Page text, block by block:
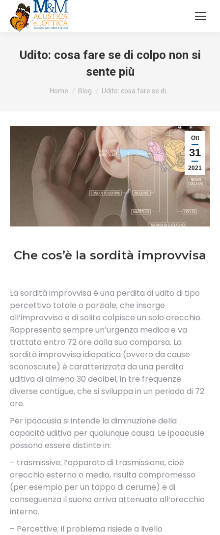
Udito: cosa fare se di colpo non si
sente più
Tu sei qui:
Home Blog Udito: cosa fare se di…
Ott
31
2021
Che cos’è la sordità improvvisa
La sordità improvvisa è una perdita di udito di tipo
percettivo totale o parziale, che insorge
all’improvviso e di solito colpisce un solo orecchio.
Rappresenta sempre un’urgenza medica e va
trattata entro 72 ore dalla sua comparsa. La
sordità improvvisa idiopatica (ovvero da cause
sconosciute) è caratterizzata da una perdita
uditiva di almeno 30 decibel, in tre frequenze
diverse contigue, che si sviluppa in un periodo di 72
ore.
Per ipoacusia si intende la diminuzione della
capacità uditiva per qualunque causa. Le ipoacusie
possono essere distinte in:
– trasmissive; l’apparato di trasmissione, cioè
orecchio esterno o medio, risulta compromesso
(per esempio per un tappo di cerume) e di
conseguenza il suono arriva attenuato all’orecchio
interno.
– Percettive; il problema risiede a livello